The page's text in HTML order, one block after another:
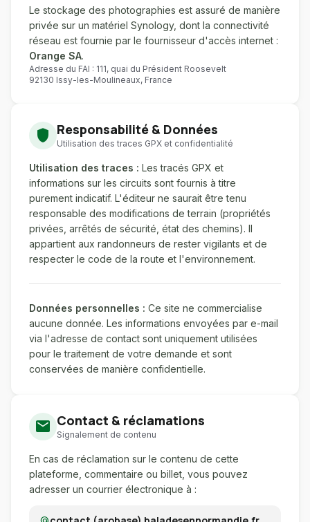
Le stockage des photographies est assuré de manière
privée sur un matériel Synology, dont la connectivité
réseau est fournie par le fournisseur d'accès internet :
Orange SA.
Adresse du FAI : 111, quai du Président Roosevelt
92130 Issy-les-Moulineaux, France
shield Responsabilité & Données
Utilisation des traces GPX et confidentialité
Utilisation des traces : Les tracés GPX et
informations sur les circuits sont fournis à titre
purement indicatif. L'éditeur ne saurait être tenu
responsable des modifications de terrain (propriétés
privées, arrêtés de sécurité, état des chemins). Il
appartient aux randonneurs de rester vigilants et de
respecter le code de la route et l'environnement.
Données personnelles : Ce site ne commercialise
aucune donnée. Les informations envoyées par e-mail
via l'adresse de contact sont uniquement utilisées
pour le traitement de votre demande et sont
conservées de manière confidentielle.
mail Contact & réclamations
Signalement de contenu
En cas de réclamation sur le contenu de cette
plateforme, commentaire ou billet, vous pouvez
adresser un courrier électronique à :